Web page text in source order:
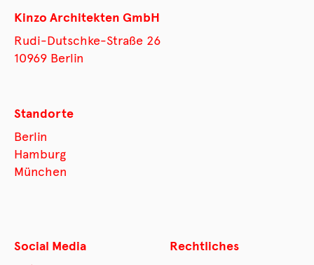
Kinzo Architekten GmbH
Rudi-Dutschke-Straße 26
10969 Berlin
Standorte
Berlin
Hamburg
München
Social Media
Rechtliches